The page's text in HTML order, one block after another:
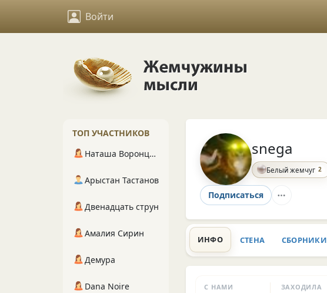
Войти
snega
Белый жемчуг 2
Подписаться
ИНФО СТЕНА СБОРНИКИ
С НАМИ ЗАХОДИЛА
ТОП УЧАСТНИКОВ
Наташа Воронцова
Арыстан Тастанов
Двенадцать струн
Амалия Сирин
Демура
Dana Noire